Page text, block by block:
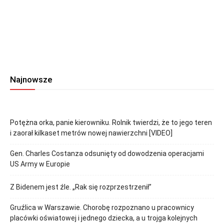
Najnowsze
Potężna orka, panie kierowniku. Rolnik twierdzi, że to jego teren
i zaorał kilkaset metrów nowej nawierzchni [VIDEO]
Gen. Charles Costanza odsunięty od dowodzenia operacjami
US Army w Europie
Z Bidenem jest źle. „Rak się rozprzestrzenił”
Gruźlica w Warszawie. Chorobę rozpoznano u pracownicy
placówki oświatowej i jednego dziecka, a u trojga kolejnych